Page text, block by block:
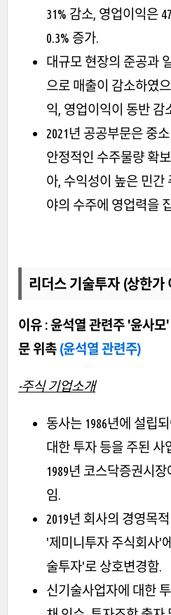
31% 감소, 영업이익은
0.3% 증가.
대규모 현장의 준공과
으로 매출이 감소하였
익, 영업이익이 동반 감
2021년 공공부문은 중
안정적인 수주물량 확
아, 수익성이 높은 민간
야의 수주에 영업력을
리더스 기술투자 (상한가
이유 : 윤석열 관련주 '윤사
문 위촉 (윤석열 관련주)
-주식 기업소개
동사는 1986년에 설립
대한 투자 등을 주된 사
1989년 코스닥증권시
임.
2019년 회사의 경영목
'제미니투자 주식회사'
술투자'로 상호변경함.
신기술사업자에 대한